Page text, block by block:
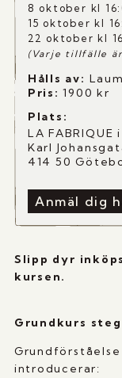
8 oktober kl
15 oktober kl
22 oktober kl
(Varje tillfälle
Hålls av:
Pris: 1900 kr
Plats:
LA FABRIQUE
Karl
414 50
Anmäl dig
Slipp dyr
kursen.
Grundkurs
introducerar: